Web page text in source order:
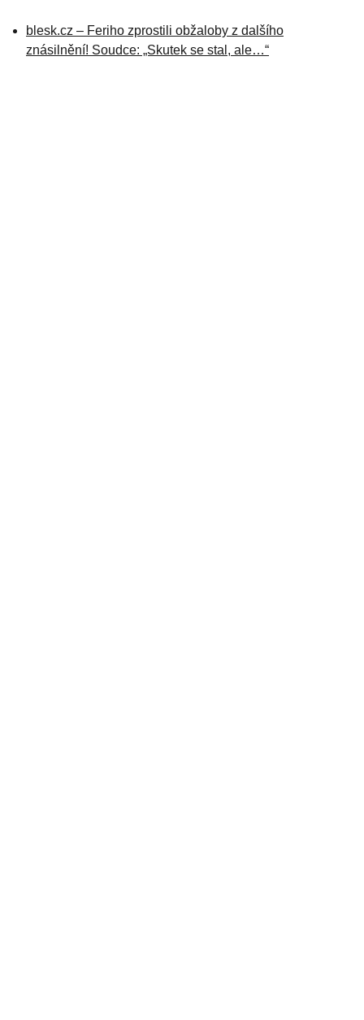
blesk.cz – Feriho zprostili obžaloby z dalšího
znásilnění! Soudce: „Skutek se stal, ale…“